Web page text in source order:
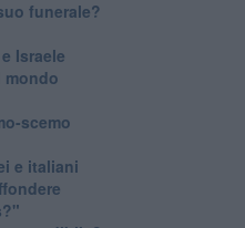
funerale?
Israele
mondo
scemo
e italiani